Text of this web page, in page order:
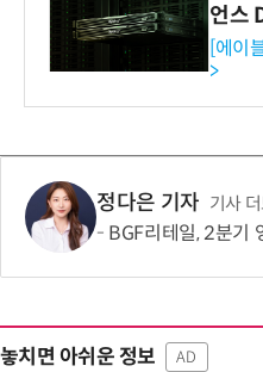
언스
[에이
>
정다은 기자 기사 더
BGF리테일, 2분기 영업이익
놓치면 아쉬운 정보 AD